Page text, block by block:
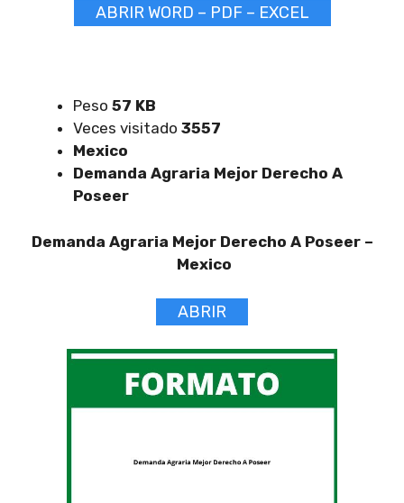
ABRIR WORD – PDF – EXCEL
Peso 57 KB
Veces visitado 3557
Mexico
Demanda Agraria Mejor Derecho A
Poseer
Demanda Agraria Mejor Derecho A Poseer –
Mexico
ABRIR